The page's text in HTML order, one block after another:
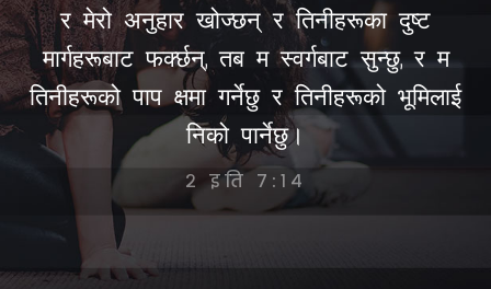
र मेरो अनुहार खोज्छन् र तिनीहरूका दुष्ट
मार्गहरूबाट फर्क्छन्, तब म स्वर्गबाट सुन्छु, र म
तिनीहरूको पाप क्षमा गर्नेछु र तिनीहरूको भूमिलाई
निको पार्नेछु।
२ इति ७:१४